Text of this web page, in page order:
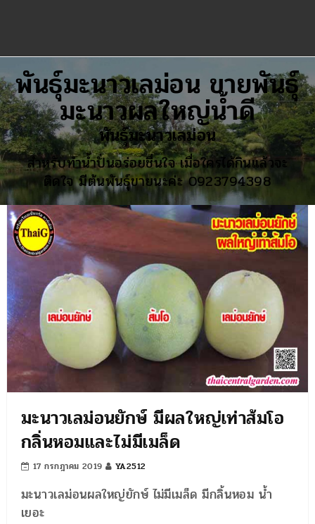
พันธุ์มะนาวเลม่อน ขายพันธุ์
มะนาวผลใหญ่น้ำดี
พันธุ์มะนาวเลม่อน
สำหรับทำน้ำปั่นอร่อยชื่นใจ เมื่อใครได้กินแล้วจะ
ติดใจ มีต้นพันธุ์ขายนะค่ะ 0923794398
มะนาวเลม่อนยักษ์ มีผลใหญ่เท่าส้มโอ
กลิ่นหอมและไม่มีเมล็ด
17 กรกฎาคม 2019 YA2512
มะนาวเลม่อนผลใหญ่ยักษ์ ไม่มีเมล็ด มีกลิ้นหอม น้ำ
เยอะ